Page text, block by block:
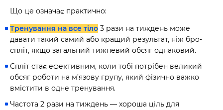
Що це означає практично:
Тренування на все тіло 3 рази на тиждень може
давати такий самий або кращий результат, ніж бро-
спліт, якщо загальний тижневий обсяг однаковий.
Спліт стає ефективним, коли тобі потрібен великий
обсяг роботи на м’язову групу, який фізично важко
вмістити в одне тренування.
Частота 2 рази на тиждень — хороша ціль для